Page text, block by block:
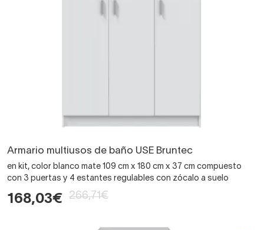
Armario multiusos de baño USE Bruntec
en kit, color blanco mate 109 cm x 180 cm x 37 cm compuesto
con 3 puertas y 4 estantes regulables con zócalo a suelo
168,03€ 266,71€